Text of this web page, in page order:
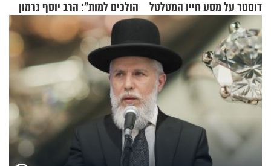
דוסטר על מסע חייו המטלטל
הולכים למות": הרב יוסף גרמון
בריאיון מרתק